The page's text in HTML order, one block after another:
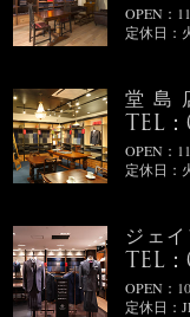
OPEN：
定休日：
堂島
TEL
OPEN：
定休日：
ジェ
TEL
OPEN：
定休日：